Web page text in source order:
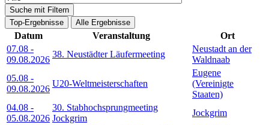
Suche mit Filtern
Top-Ergebnisse
Alle Ergebnisse
Datum Veranstaltung
Ort
07.08 -
09.08.2026
38. Neustädter Läufermeeting
Neustadt an der
Waldnaab
05.08 -
09.08.2026
U20-Weltmeisterschaften
Eugene
(Vereinigte
Staaten)
04.08 -
05.08.2026
30. Stabhochsprungmeeting
Jockgrim
Jockgrim